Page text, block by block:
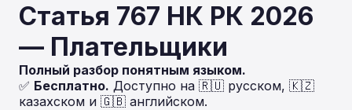
Статья 767 НК РК 2026
— Плательщики
Полный разбор понятным языком.
✅ Бесплатно. Доступно на 🇷🇺 русском, 🇰🇿
казахском и 🇬🇧 английском.